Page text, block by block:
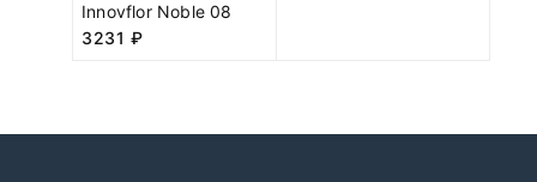
Innovflor Noble 08
3231 ₽